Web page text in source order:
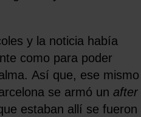
y la noticia había
como para poder
Así que, ese mismo
se armó un after
estaban allí se fueron